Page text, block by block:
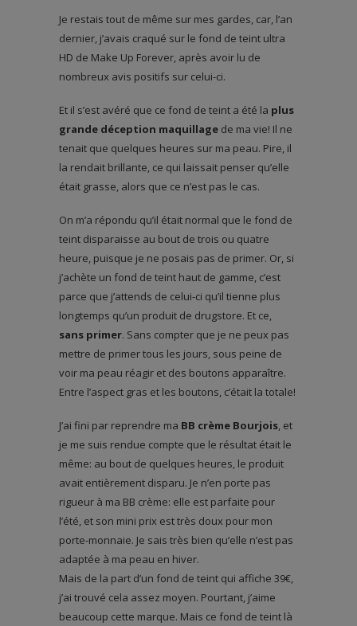
Je restais tout de même sur mes gardes, car, l’an
dernier, j’avais craqué sur le fond de teint ultra
HD de Make Up Forever, après avoir lu de
nombreux avis positifs sur celui-ci.
Et il s’est avéré que ce fond de teint a été la plus
grande déception maquillage de ma vie! Il ne
tenait que quelques heures sur ma peau. Pire, il
la rendait brillante, ce qui laissait penser qu’elle
était grasse, alors que ce n’est pas le cas.
On m’a répondu qu’il était normal que le fond de
teint disparaisse au bout de trois ou quatre
heure, puisque je ne posais pas de primer. Or, si
j’achète un fond de teint haut de gamme, c’est
parce que j’attends de celui-ci qu’il tienne plus
longtemps qu’un produit de drugstore. Et ce,
sans primer. Sans compter que je ne peux pas
mettre de primer tous les jours, sous peine de
voir ma peau réagir et des boutons apparaître.
Entre l’aspect gras et les boutons, c’était la totale!
J’ai fini par reprendre ma BB crème Bourjois, et
je me suis rendue compte que le résultat était le
même: au bout de quelques heures, le produit
avait entièrement disparu. Je n’en porte pas
rigueur à ma BB crème: elle est parfaite pour
l’été, et son mini prix est très doux pour mon
porte-monnaie. Je sais très bien qu’elle n’est pas
adaptée à ma peau en hiver.
Mais de la part d’un fond de teint qui affiche 39€,
j’ai trouvé cela assez moyen. Pourtant, j’aime
beaucoup cette marque. Mais ce fond de teint là